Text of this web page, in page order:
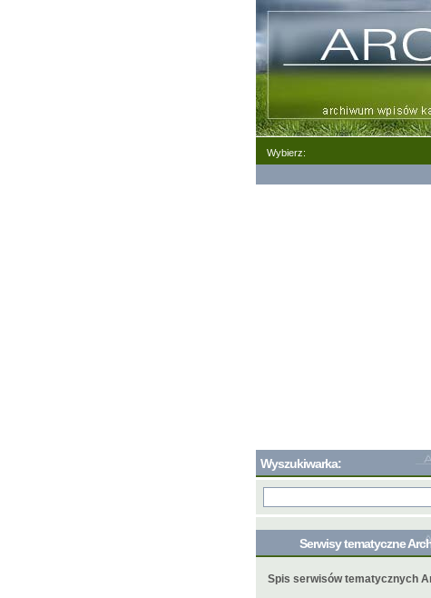
Wybierz:
Wyszukiwarka:
Serwisy tematyczne
Spis serwisów tematycznych